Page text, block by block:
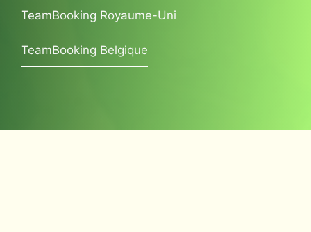
TeamBooking Royaume-Uni
TeamBooking Belgique